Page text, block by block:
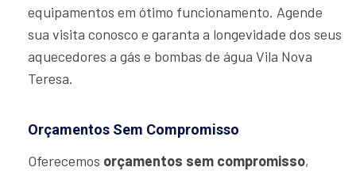
equipamentos em ótimo funcionamento. Agende
sua visita conosco e garanta a longevidade dos seus
aquecedores a gás e bombas de água Vila Nova
Teresa.
Orçamentos Sem Compromisso
Oferecemos orçamentos sem compromisso,